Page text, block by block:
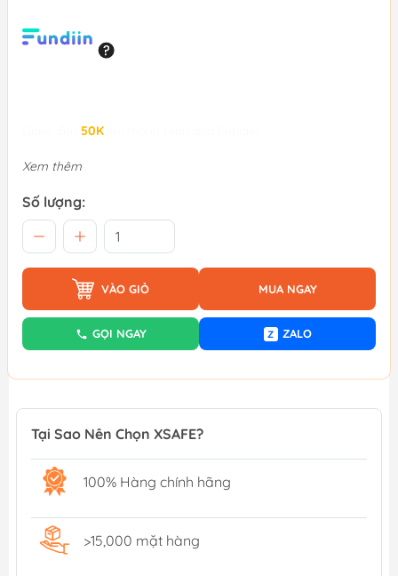
50K
Xem thêm
Số lượng:
VÀO GIỎ MUA NGAY
GỌI NGAY Z ZALO
Tại Sao Nên Chọn XSAFE?
100% Hàng chính hãng
>15,000 mặt hàng